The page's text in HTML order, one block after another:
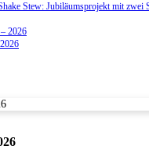
Stew: Jubiläumsprojekt mit zwei
2026